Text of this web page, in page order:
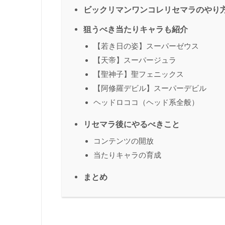
ビックリマンワンコレリセマラのやり
狙うべき当たりキャラも紹介
【若き日の姿】スーパーゼウス
【天帝】スーパージュラ
【聖神子】聖フェニックス
【阿修羅デビル】スーパーデビル
ヘッドロココ（ヘッド系全般）
リセマラ後にやるべきこと
コンテンツの開放
当たりキャラの育成
まとめ